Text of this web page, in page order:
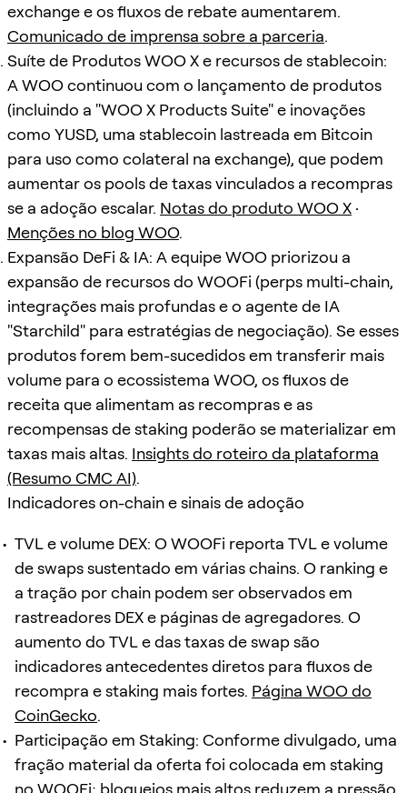
exchange e os fluxos de rebate aumentarem.
Comunicado de imprensa sobre a parceria.
Suíte de Produtos WOO X e recursos de stablecoin:
A WOO continuou com o lançamento de produtos
(incluindo a "WOO X Products Suite" e inovações
como YUSD, uma stablecoin lastreada em Bitcoin
para uso como colateral na exchange), que podem
aumentar os pools de taxas vinculados a recompras
se a adoção escalar. Notas do produto WOO X ·
Menções no blog WOO.
Expansão DeFi & IA: A equipe WOO priorizou a
expansão de recursos do WOOFi (perps multi-chain,
integrações mais profundas e o agente de IA
"Starchild" para estratégias de negociação). Se esses
produtos forem bem-sucedidos em transferir mais
volume para o ecossistema WOO, os fluxos de
receita que alimentam as recompras e as
recompensas de staking poderão se materializar em
taxas mais altas. Insights do roteiro da plataforma
(Resumo CMC AI).
Indicadores on-chain e sinais de adoção
TVL e volume DEX: O WOOFi reporta TVL e volume
de swaps sustentado em várias chains. O ranking e
a tração por chain podem ser observados em
rastreadores DEX e páginas de agregadores. O
aumento do TVL e das taxas de swap são
indicadores antecedentes diretos para fluxos de
recompra e staking mais fortes. Página WOO do
CoinGecko.
Participação em Staking: Conforme divulgado, uma
fração material da oferta foi colocada em staking
no WOOFi; bloqueios mais altos reduzem a pressão